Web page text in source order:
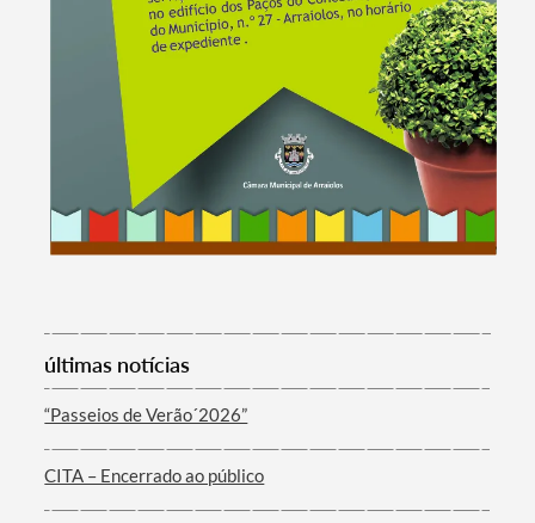
Categorias gerais
últimas notícias
“Passeios de Verão´2026”
CITA – Encerrado ao público